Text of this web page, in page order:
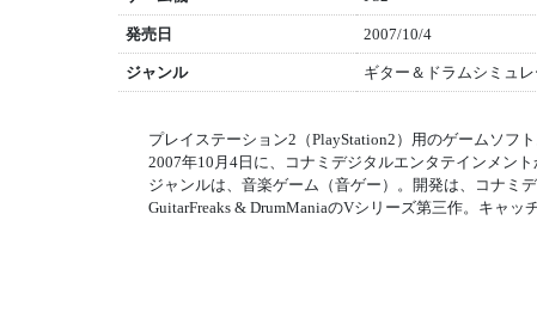
発売日 2007/10/4
ジャンル ギター＆ドラムシミュ
プレイステーション2（PlayStation2）用のゲームソフト
2007年10月4日に、コナミデジタルエンタテインメント
ジャンルは、音楽ゲーム（音ゲー）。開発は、コナミ
GuitarFreaks & DrumManiaのVシリーズ第三作。キャッ